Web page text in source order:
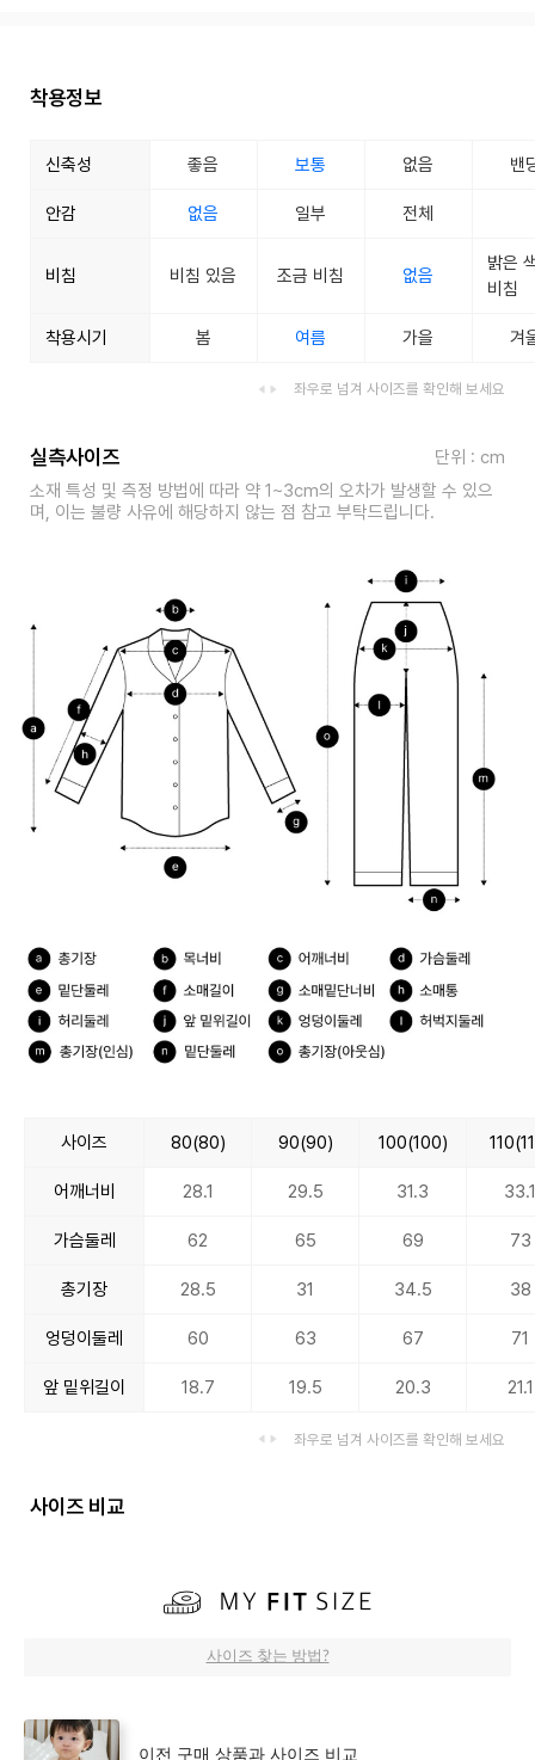
착용정보
신축성 좋음 보통 없음 밴
안감 없음 일부 전체
비침 비침 있음 조금 비침 없음
밝은
비침
착용시기 봄 여름 가을 겨
좌우로 넘겨 사이즈를 확인해 보세요
실측사이즈
단위 : cm
소재 특성 및 측정 방법에 따라 약 1~3cm의 오차가 발생할 수 있으
며, 이는 불량 사유에 해당하지 않는 점 참고 부탁드립니다.
사이즈 80(80) 90(90) 100(100)
어깨너비 28.1 29.5 31.3
가슴둘레 62 65 69 73
총기장 28.5 31 34.5 38
엉덩이둘레 60 63 67 71
앞 밑위길이 18.7 19.5 20.3 21.1
좌우로 넘겨 사이즈를 확인해 보세요
사이즈 비교